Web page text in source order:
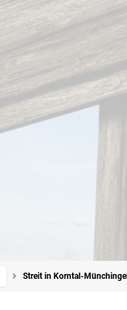
Streit in Korntal-